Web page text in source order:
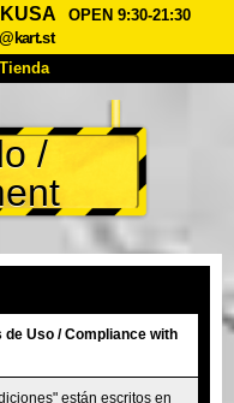
OPEN 9:30-21:30
Precios
Preguntas Frecuentes
/
Uso / Compliance with
están escritos en